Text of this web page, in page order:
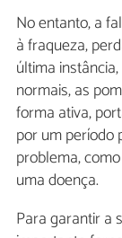
No entanto, a
à fraqueza,
última
normais, as
forma ativa,
por um período
problema,
uma doença.
Para garantir a